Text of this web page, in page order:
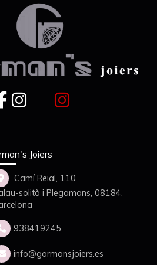
Joiers
Camí Reial, 110
solità i Plegamans,08184,
938419245
info garmansjoiers.es